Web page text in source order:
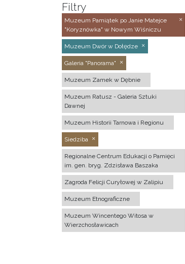
Filtry
Muzeum Pamiątek po Janie Matejce
"Koryznówka" w Nowym Wiśniczu
Muzeum Dwór w Dołędze
Galeria "Panorama"
Muzeum Zamek w Dębnie
Muzeum Ratusz - Galeria Sztuki
Dawnej
Muzeum Historii Tarnowa i Regionu
Siedziba
Regionalne Centrum Edukacji o Pamięci
im. gen. bryg. Zdzisława Baszaka
Zagroda Felicji Curyłowej w Zalipiu
Muzeum Etnograficzne
Muzeum Wincentego Witosa w
Wierzchosławicach